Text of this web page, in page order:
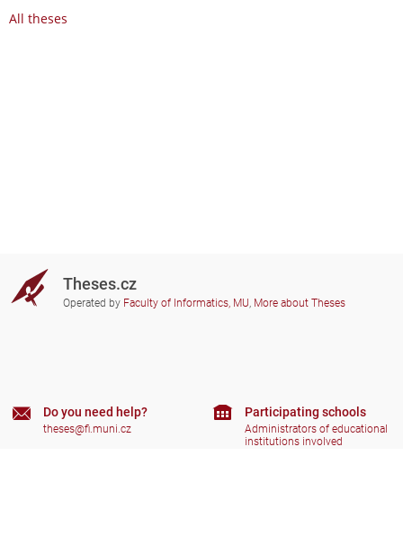
All theses
Theses.cz
Operated by Faculty of Informatics, MU, More about Theses
Do you need help?
theses@fi.muni.cz
Participating schools
Administrators of educational
institutions involved